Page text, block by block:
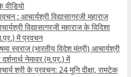
: आचार्यश्री ‍विद्यासागरजी महाराज
विद्यासागरजी महाराज के विदिशा
में प्रवचन
स्वराज (भारतीय विदेश मंत्री) आचार्यश्री
नेमावर (म.प्र.) में
श्री के प्रवचन: 24 मुनि दीक्षा, रामटेक